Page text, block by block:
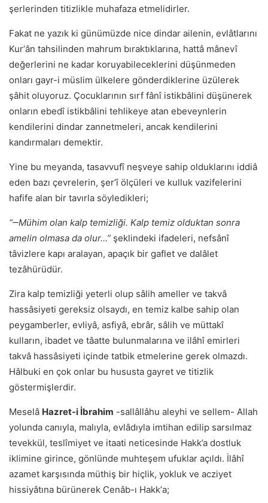
şerlerinden titizlikle muhafaza etmelidirler.
Fakat ne yazık ki günümüzde nice dindar ailenin, evlâtlarını
Kurʼân tahsilinden mahrum bıraktıklarına, hattâ mânevî
değerlerini ne kadar koruyabileceklerini düşünmeden
onları gayr-i müslim ülkelere gönderdiklerine üzülerek
şâhit oluyoruz. Çocuklarının sırf fânî istikbâlini düşünerek
onların ebedî istikbâlini tehlikeye atan ebeveynlerin
kendilerini dindar zannetmeleri, ancak kendilerini
kandırmaları demektir.
Yine bu meyanda, tasavvufî neşveye sahip olduklarını iddiâ
eden bazı çevrelerin, şerʼî ölçüleri ve kulluk vazifelerini
hafife alan bir tavırla söyledikleri;
“‒Mühim olan kalp temizliği. Kalp temiz olduktan sonra
amelin olmasa da olur…” şeklindeki ifadeleri, nefsânî
tâvizlere kapı aralayan, apaçık bir gaflet ve dalâlet
tezâhürüdür.
Zira kalp temizliği yeterli olup sâlih ameller ve takvâ
hassâsiyeti gereksiz olsaydı, en temiz kalbe sahip olan
peygamberler, evliyâ, asfiyâ, ebrâr, sâlih ve müttakî
kulların, ibadet ve tâatte bulunmalarına ve ilâhî emirleri
takvâ hassâsiyeti içinde tatbik etmelerine gerek olmazdı.
Hâlbuki en çok onlar bu hususta gayret ve titizlik
göstermişlerdir.
Meselâ Hazret-i İbrahim -sallâllâhu aleyhi ve sellem- Allah
yolunda canıyla, malıyla, evlâdıyla imtihan edilip sarsılmaz
tevekkül, teslîmiyet ve itaati neticesinde Hakk’a dostluk
iklimine girince, gönlünde muhteşem ufuklar açıldı. İlâhî
azamet karşısında müthiş bir hiçlik, yokluk ve acziyet
hissiyâtına bürünerek Cenâb-ı Hakkʼa;